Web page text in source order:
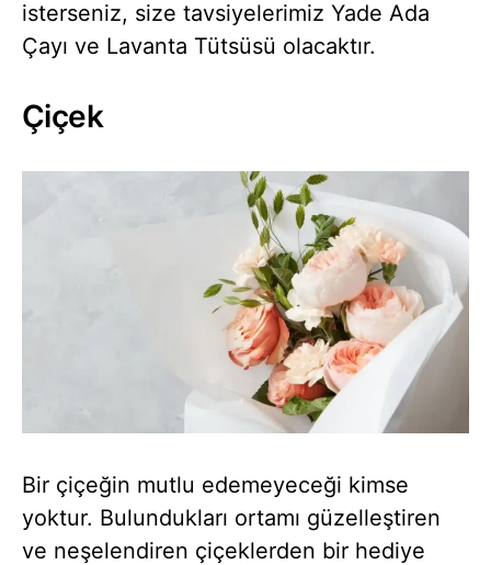
isterseniz, size tavsiyelerimiz Yade Ada
Çayı ve Lavanta Tütsüsü olacaktır.
Çiçek
Bir çiçeğin mutlu edemeyeceği kimse
yoktur. Bulundukları ortamı güzelleştiren
ve neşelendiren çiçeklerden bir hediye